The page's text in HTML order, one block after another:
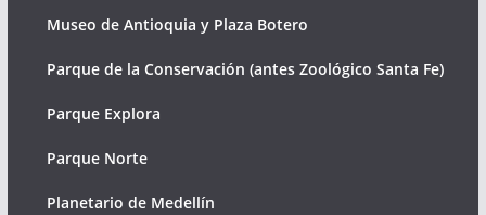
Museo de Antioquia y Plaza Botero
Parque de la Conservación (antes Zoológico Santa Fe)
Parque Explora
Parque Norte
Planetario de Medellín